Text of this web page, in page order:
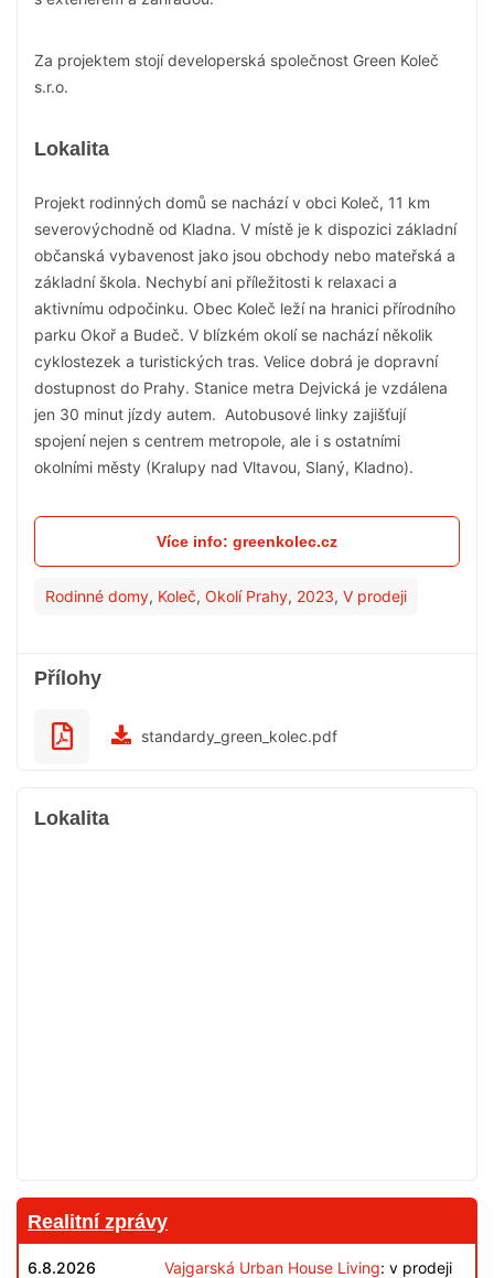
Za projektem stojí developerská společnost Green Koleč
s.r.o.
Lokalita
Projekt rodinných domů se nachází v obci Koleč, 11 km
severovýchodně od Kladna. V místě je k dispozici základní
občanská vybavenost jako jsou obchody nebo mateřská a
základní škola. Nechybí ani příležitosti k relaxaci a
aktivnímu odpočinku. Obec Koleč leží na hranici přírodního
parku Okoř a Budeč. V blízkém okolí se nachází několik
cyklostezek a turistických tras. Velice dobrá je dopravní
dostupnost do Prahy. Stanice metra Dejvická je vzdálena
jen 30 minut jízdy autem. Autobusové linky zajišťují
spojení nejen s centrem metropole, ale i s ostatními
okolními městy (Kralupy nad Vltavou, Slaný, Kladno).
Více info: greenkolec.cz
Rodinné domy, Koleč, Okolí Prahy, 2023, V prodeji
Přílohy
standardy_green_kolec.pdf
Lokalita
Realitní zprávy
6.8.2026 Vajgarská Urban House Living: v prodeji